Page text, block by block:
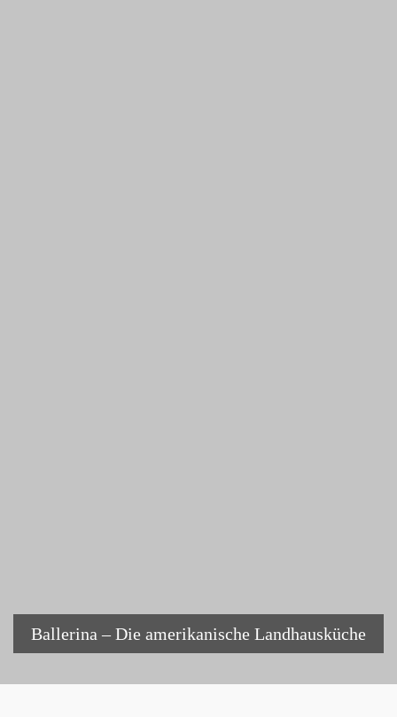
Ballerina – Die amerikanische Landhausküche